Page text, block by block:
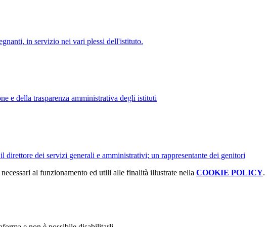
in servizio nei vari plessi dell'istituto.
e della trasparenza amministrativa degli istituti
dei servizi generali e amministrativi; un rappresentante dei genitori
al funzionamento ed utili alle finalità illustrate nella COOKIE POLICY.